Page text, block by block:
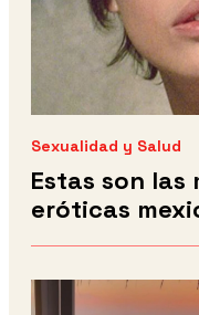
Sexualidad y Salud
Estas son las
eróticas